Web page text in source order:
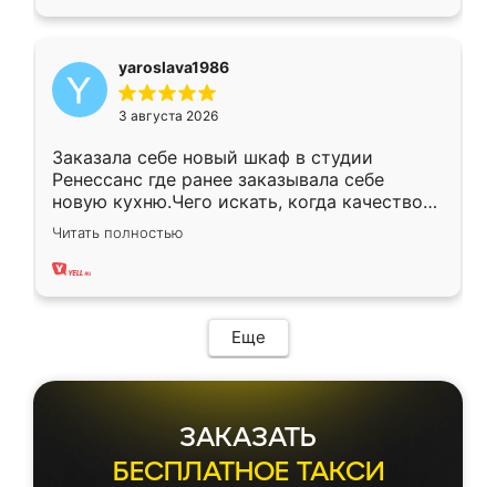
yaroslava1986
3 августа 2026
Заказала себе новый шкаф в студии
Ренессанс где ранее заказывала себе
новую кухню.Чего искать, когда качеством
вполне довольна. Служит кухня уже почти
два года, нареканий нет.
Читать полностью
Еще
ЗАКАЗАТЬ
БЕСПЛАТНОЕ ТАКСИ